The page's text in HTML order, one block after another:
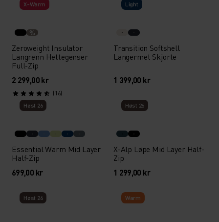
X-Warm
%
Zeroweight Insulator
Langrenn Hettegenser
Full-Zip
2 299,00 kr
(16)
Light
Transition Softshell
Langermet Skjorte
1 399,00 kr
Høst 26
Essential Warm Mid Layer
Half-Zip
699,00 kr
Høst 26
X-Alp Løpe Mid Layer Half-
Zip
1 299,00 kr
Høst 26 Warm